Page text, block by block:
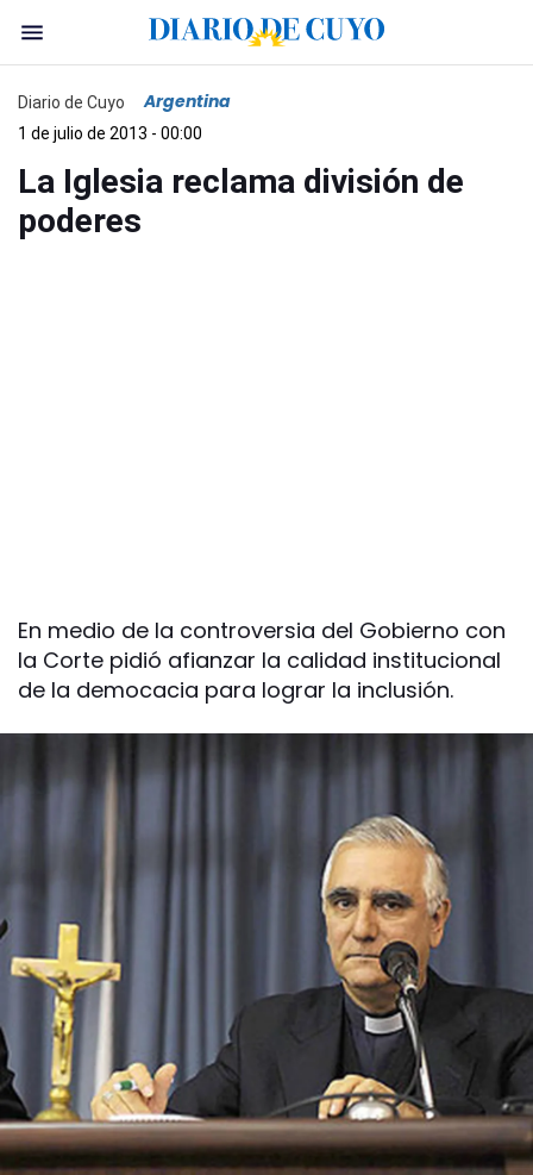
Diario de Cuyo Argentina
1 de julio de 2013 - 00:00
La Iglesia reclama división de
poderes
En medio de la controversia del Gobierno con
la Corte pidió afianzar la calidad institucional
de la democacia para lograr la inclusión.